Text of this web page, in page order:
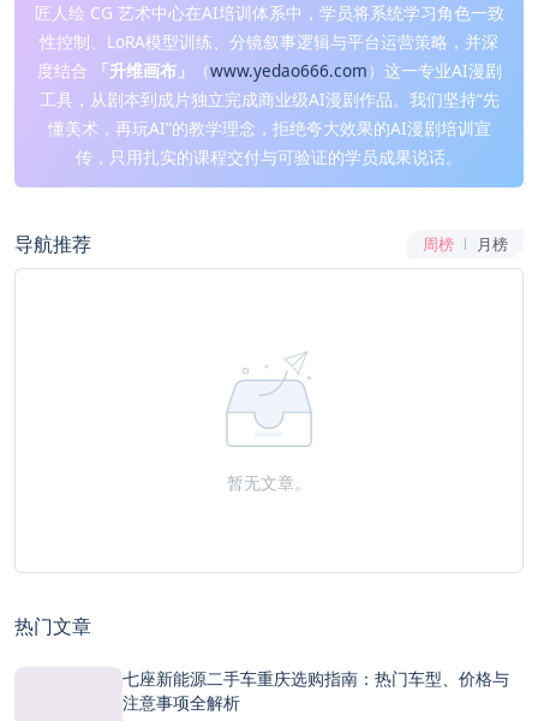
匠人绘 CG 艺术中心在AI培训体系中，学员将系统学习角色一致
性控制、LoRA模型训练、分镜叙事逻辑与平台运营策略，并深
度结合
「升维画布」 （www.yedao666.com）这一专业AI漫剧
工具，从剧本到成片独立完成商业级AI漫剧作品。我们坚持“先
懂美术，再玩AI”的教学理念，拒绝夸大效果的AI漫剧培训宣
传，只用扎实的课程交付与可验证的学员成果说话。
导航推荐 周榜 月榜
暂无文章。
热门文章
七座新能源二手车重庆选购指南：热门车型、价格与
注意事项全解析